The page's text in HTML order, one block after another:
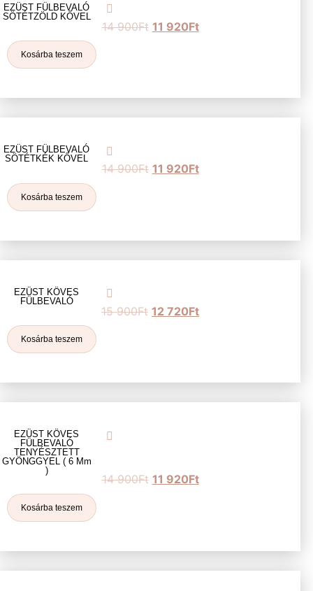
EZÜST FÜLBEVALÓ
SÖTÉTZÖLD KŐVEL
14 900Ft 11 920Ft
Kosárba teszem
EZÜST FÜLBEVALÓ
SÖTÉTKÉK KŐVEL
14 900Ft 11 920Ft
Kosárba teszem
EZÜST KÖVES
FÜLBEVALÓ
15 900Ft 12 720Ft
Kosárba teszem
EZÜST KÖVES
FÜLBEVALÓ
TENYÉSZTETT
GYÖNGGYEL ( 6 Mm
)
14 900Ft 11 920Ft
Kosárba teszem